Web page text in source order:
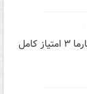
تیم فوتبال یوونتوس از بازی با پارما ۳ امتیاز کامل